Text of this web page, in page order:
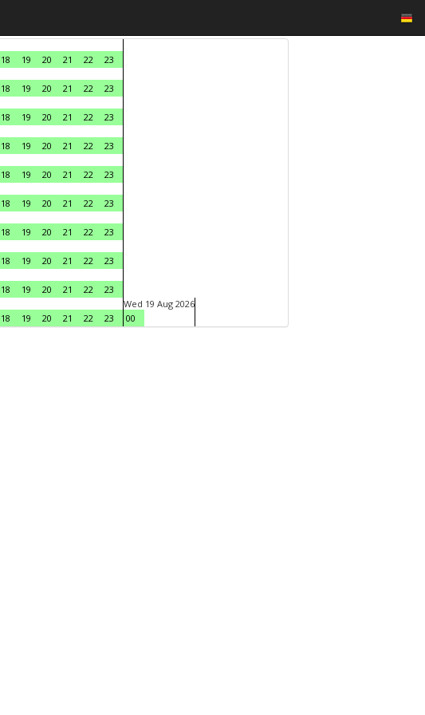
18 19 20 21 22
23
18 19 20 21 22
23
18 19 20 21 22
23
18 19 20 21 22
23
18 19 20 21 22
23
18 19 20 21 22
23
18 19 20 21 22
23
18 19 20 21 22
23
18 19 20 21 22
23
18 19 20 21 22 23
Wed 19 Aug 2026
00